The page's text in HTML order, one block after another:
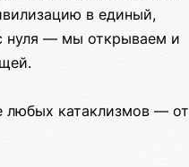
в единый,
нуля — мы открываем и
любых катаклизмов — от